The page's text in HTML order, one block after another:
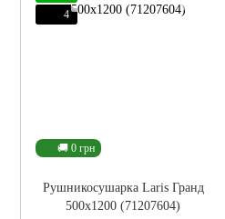
🚚 0 грн
4
Рушникосушарка Laris Гранд
500x1200 (71207604)